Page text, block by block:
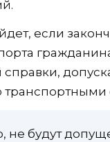
если
транспортными
не будут